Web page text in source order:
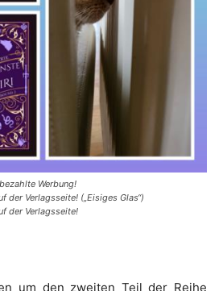
Werbung!
der Verlagsseite! („Eisiges Glas“)
der Verlagsseite!
um den zweiten Teil der Reihe